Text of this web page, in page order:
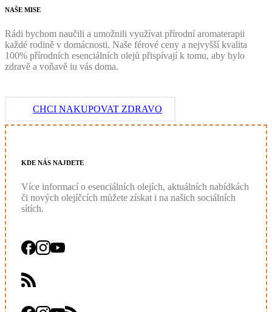
NAŠE MISE
Rádi bychom naučili a umožnili využívat přírodní aromaterapii
každé rodině v domácnosti. Naše férové ceny a nejvyšší kvalita
100% přírodních esenciálních olejů přispívají k tomu, aby bylo
zdravě a voňavě iu vás doma.
CHCI NAKUPOVAT ZDRAVO
KDE NÁS NAJDETE
Více informací o esenciálních olejích, aktuálních nabídkách
či nových olejíčcích můžete získat i na našich sociálních
sítích.